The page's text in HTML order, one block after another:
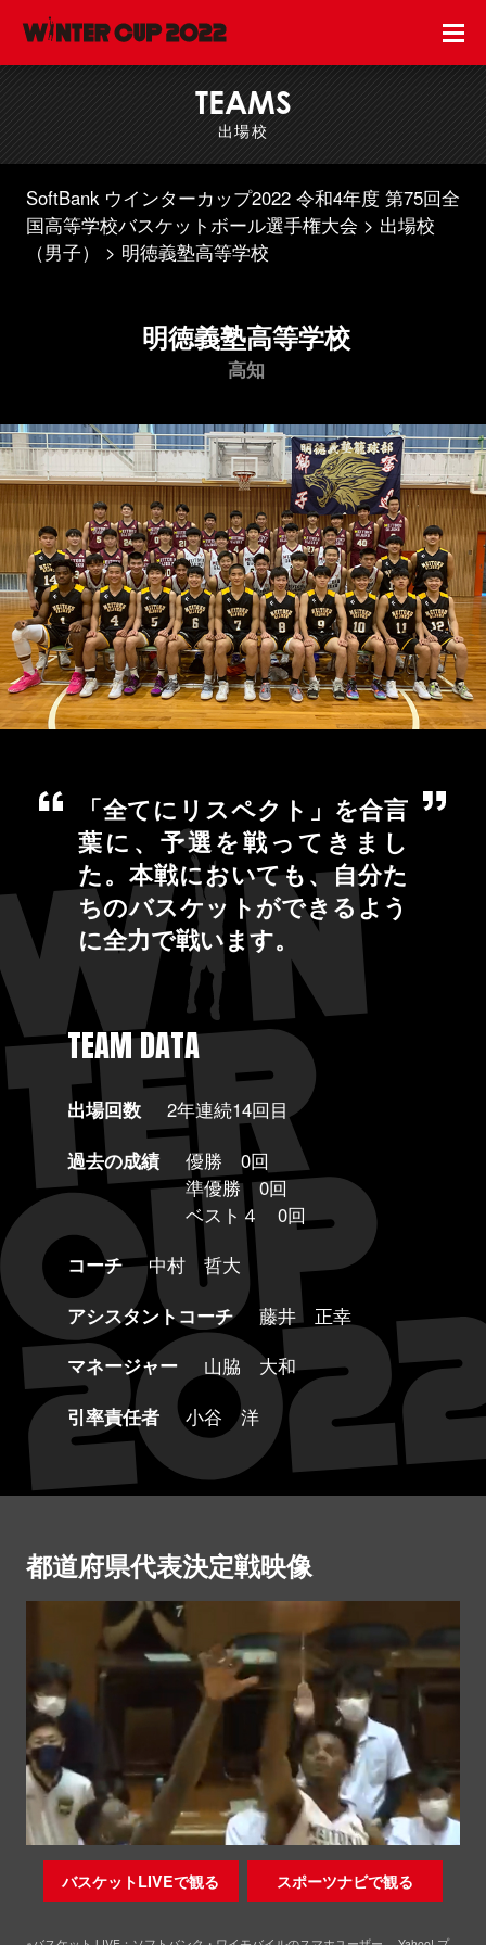
TEAMS
出場校
SoftBank ウインターカップ2022 令和4年度 第75回全
国高等学校バスケットボール選手権大会
出場校
（男子）
明徳義塾高等学校
明徳義塾高等学校
高知
「全てにリスペクト」を合言
葉に、予選を戦ってきまし
た。本戦においても、自分た
ちのバスケットができるよう
に全力で戦います。
TEAM DATA
出場回数
2年連続14回目
過去の成績
優勝 0回
準優勝 0回
ベスト４ 0回
コーチ
中村 哲大
アシスタントコーチ
藤井 正幸
マネージャー
山脇 大和
引率責任者
小谷 洋
都道府県代表決定戦映像
バスケットLIVEで観る スポーツナビで観る